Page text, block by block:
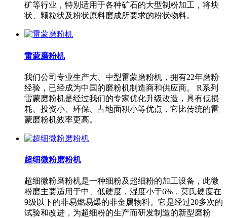
矿等行业，特别适用于各种矿石的大型制粉加工，将块
状、颗粒状及粉状原料磨成所要求的粉状物料。
雷蒙磨粉机
我们公司专业生产大、中型雷蒙磨粉机，拥有22年磨粉
经验，已经成为中国的磨粉机制造商和供应商。 R系列
雷蒙磨粉机是经过我们的专家优化升级改造，具有低损
耗、投资小、环保、占地面积小等优点，它比传统的雷
蒙磨粉机效率更高。
超细微粉磨粉机
超细微粉磨粉机是一种细粉及超细粉的加工设备，此微
粉磨主要适用于中、低硬度，湿度小于6%，莫氏硬度在
9级以下的非易燃易爆的非金属物料。它是经过20多次的
试验和改进，为超细粉的生产而研发制造的新型磨粉